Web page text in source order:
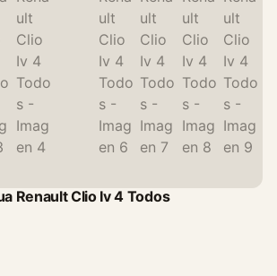
Renault Clio Iv 4 Todos